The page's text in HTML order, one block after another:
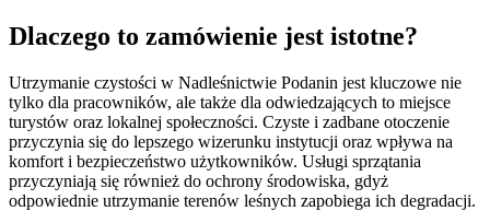
Dlaczego to zamówienie jest istotne?
Utrzymanie czystości w Nadleśnictwie Podanin jest kluczowe nie
tylko dla pracowników, ale także dla odwiedzających to miejsce
turystów oraz lokalnej społeczności. Czyste i zadbane otoczenie
przyczynia się do lepszego wizerunku instytucji oraz wpływa na
komfort i bezpieczeństwo użytkowników. Usługi sprzątania
przyczyniają się również do ochrony środowiska, gdyż
odpowiednie utrzymanie terenów leśnych zapobiega ich degradacji.